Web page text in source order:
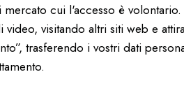
cui l'accesso è
visitando altri siti web e
trasferendo i vostri dati